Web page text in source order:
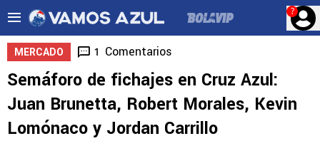
?
MERCADO 1 Comentarios
Semáforo de fichajes en Cruz Azul:
Juan Brunetta, Robert Morales, Kevin
Lomónaco y Jordan Carrillo